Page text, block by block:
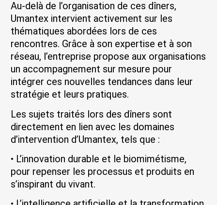
Au-delà de l’organisation de ces dîners,
Umantex intervient activement sur les
thématiques abordées lors de ces
rencontres. Grâce à son expertise et à son
réseau, l’entreprise propose aux organisations
un accompagnement sur mesure pour
intégrer ces nouvelles tendances dans leur
stratégie et leurs pratiques.
Les sujets traités lors des dîners sont
directement en lien avec les domaines
d’intervention d’Umantex, tels que :
• L’innovation durable et le biomimétisme,
pour repenser les processus et produits en
s’inspirant du vivant.